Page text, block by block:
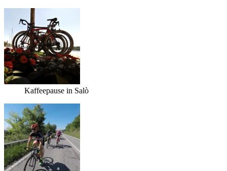
Kaffeepause in Salò